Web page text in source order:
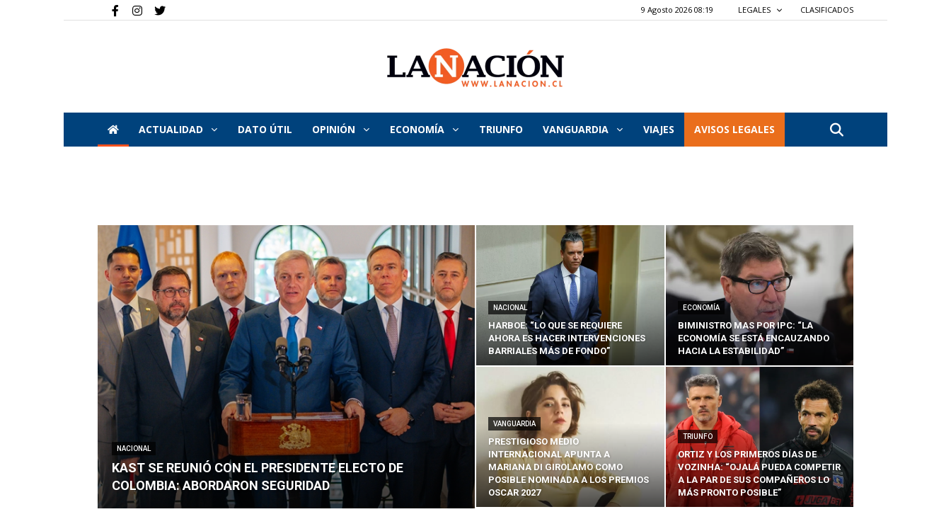
9 Agosto 2026 08:19 LEGALES CLASIFICADOS
La
Nación
ACTUALIDAD DATO ÚTIL OPINIÓN ECONOMÍA TRIUNFO VANGUARDIA VIAJES AVISOS LEGALES
NACIONAL
KAST SE REUNIÓ CON EL PRESIDENTE ELECTO DE
COLOMBIA: ABORDARON SEGURIDAD
NACIONAL
HARBOE: “LO QUE SE REQUIERE
AHORA ES HACER INTERVENCIONES
BARRIALES MÁS DE FONDO”
ECONOMÍA
BIMINISTRO MAS POR IPC: “LA
ECONOMÍA SE ESTÁ ENCAUZANDO
HACIA LA ESTABILIDAD”
VANGUARDIA
PRESTIGIOSO MEDIO
INTERNACIONAL APUNTA A
MARIANA DI GIROLAMO COMO
POSIBLE NOMINADA A LOS PREMIOS
OSCAR 2027
TRIUNFO
ORTIZ Y LOS PRIMEROS DÍAS DE
VOZINHA: “OJALÁ PUEDA COMPETIR
A LA PAR DE SUS COMPAÑEROS LO
MÁS PRONTO POSIBLE”